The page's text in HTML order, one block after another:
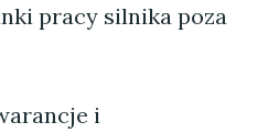
pracy silnika poza
i